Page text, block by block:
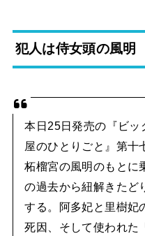
犯人は侍女頭の風明
本日25日発売の『ビ
屋のひとりごと』第十
柘榴宮の風明のもとに
の過去から紐解きたど
する。阿多妃と里樹妃
死因、そして使われ